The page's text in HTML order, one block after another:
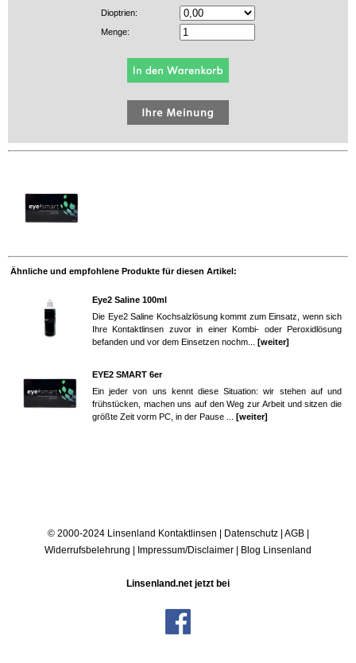
Dioptrien:
Menge:
Ähnliche und empfohlene Produkte für diesen Artikel:
Eye2 Saline 100ml
Die Eye2 Saline Kochsalzlösung kommt zum Einsatz, wenn sich
Ihre Kontaktlinsen zuvor in einer Kombi- oder Peroxidlösung
befanden und vor dem Einsetzen nochm... [weiter]
EYE2 SMART 6er
Ein jeder von uns kennt diese Situation: wir stehen auf und
frühstücken, machen uns auf den Weg zur Arbeit und sitzen die
größte Zeit vorm PC, in der Pause ... [weiter]
© 2000-2024 Linsenland Kontaktlinsen | Datenschutz| AGB|
Widerrufsbelehrung | Impressum/Disclaimer | Blog Linsenland
Linsenland.net jetzt bei